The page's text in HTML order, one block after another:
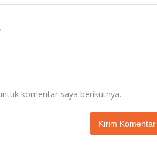
komentar saya berikutnya.